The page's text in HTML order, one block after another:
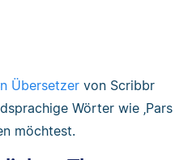
Übersetzer von Scribbr
Wörter wie ‚Pars
möchtest.